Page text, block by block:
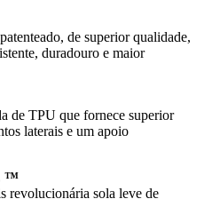
de superior qualidade,
duradouro e maior
de TPU que fornece superior
laterais e um apoio
™
revolucionária sola leve de